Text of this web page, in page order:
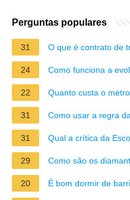
Perguntas populares
31 O que é contrato de
24 Como funciona a
22 Quanto custa o
31 Como usar a regra
31 Qual a crítica da
29 Como são os
20 É bom dormir de